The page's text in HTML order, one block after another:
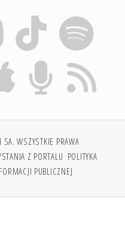
WSZYSTKIE PRAWA
Z PORTALU POLITYKA
PUBLICZNEJ